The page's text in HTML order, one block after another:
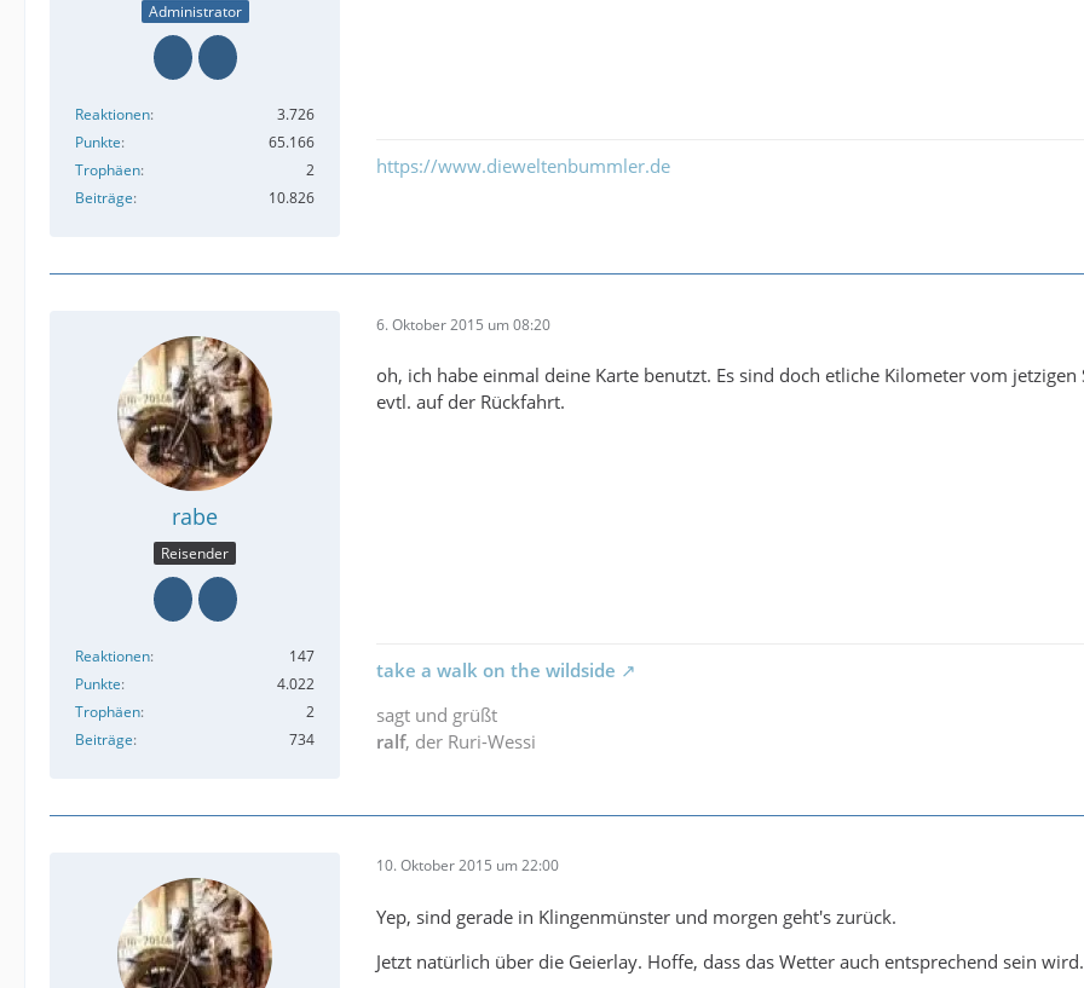
Administrator
Reaktionen
3.726
Punkte
65.166
Trophäen
2
Beiträge
10.826
https://www.dieweltenbummler.de
rabe
Reisender
Reaktionen
147
Punkte
4.022
Trophäen
2
Beiträge
734
6. Oktober 2015 um 08:20
oh, ich habe einmal deine Karte benutzt. Es sind doch etliche Kilometer vom
evtl. auf der Rückfahrt.
take a walk on the wildside
sagt und grüßt
ralf, der Ruri-Wessi
10. Oktober 2015 um 22:00
Yep, sind gerade in Klingenmünster und morgen geht's zurück.
Jetzt natürlich über die Geierlay. Hoffe, dass das Wetter auch entsprechend sein wird.